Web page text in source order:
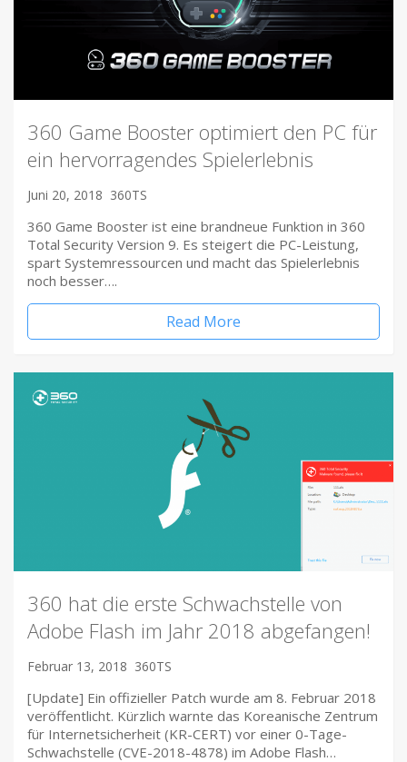
360 Game Booster optimiert den PC für
ein hervorragendes Spielerlebnis
Juni 20, 2018 360TS
360 Game Booster ist eine brandneue Funktion in 360
Total Security Version 9. Es steigert die PC-Leistung,
spart Systemressourcen und macht das Spielerlebnis
noch besser….
Read More
360 hat die erste Schwachstelle von
Adobe Flash im Jahr 2018 abgefangen!
Februar 13, 2018 360TS
[Update] Ein offizieller Patch wurde am 8. Februar 2018
veröffentlicht. Kürzlich warnte das Koreanische Zentrum
für Internetsicherheit (KR-CERT) vor einer 0-Tage-
Schwachstelle (CVE-2018-4878) im Adobe Flash…